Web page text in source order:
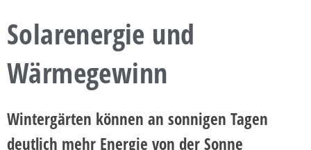
Solarenergie und
Wärmegewinn
Wintergärten können an sonnigen Tagen
deutlich mehr Energie von der Sonne